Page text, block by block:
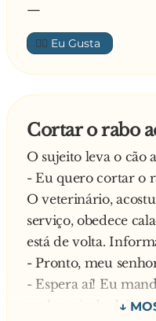
—
👍🏼
Cortar o rabo
O sujeito leva o cão
- Eu quero cortar o
O veterinário,
serviço, obedece
está de volta.
- Pronto, meu
- Espera aí! Eu
senhor ainda